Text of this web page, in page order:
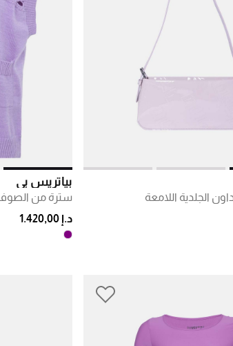
الجلدية اللامعة
بياتريس بي
د.إ 1.420,00